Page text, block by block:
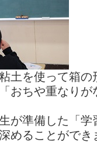
土を使って箱
おちや重なり
が準備した「
めることができ